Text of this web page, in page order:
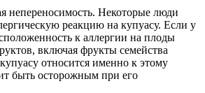
непереносимость. Некоторые люди
реакцию на купуасу. Если у
к аллергии на плоды
включая фрукты семейства
относится именно к этому
быть осторожным при его